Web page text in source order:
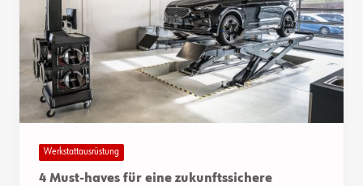
Werkstattausrüstung
4 Must-haves für eine zukunftssichere